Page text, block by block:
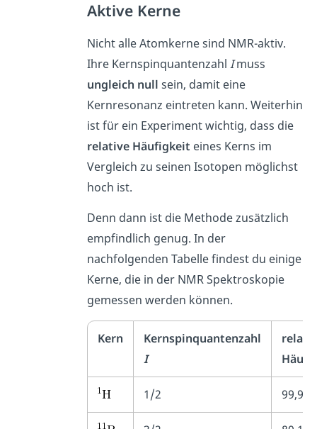
Aktive Kerne
Nicht alle Atomkerne sind NMR-aktiv.
Ihre Kernspinquantenzahl Imuss
ungleich null sein, damit eine
Kernresonanz eintreten kann. Weiterhin
ist für ein Experiment wichtig, dass die
relative Häufigkeit eines Kerns im
Vergleich zu seinen Isotopen möglichst
hoch ist.
Denn dann ist die Methode zusätzlich
empfindlich genug. In der
nachfolgenden Tabelle findest du einige
Kerne, die in der NMR Spektroskopie
gemessen werden können.
Kern
Kernspinquantenzahl
I
1/2 99,9%